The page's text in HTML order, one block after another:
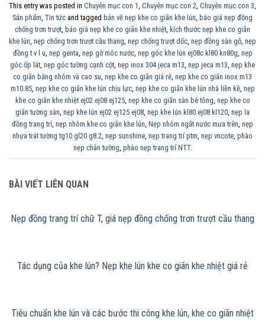
This entry was posted in Chuyên mục con 1 Chuyên mục con 2 Chuyên mục con 3
Sản phẩm Tin tức and tagged bản vẽ nẹp khe co giãn khe lún báo giá nẹp đồng
chống trơn trượt báo giá nẹp khe co giãn khe nhiệt kích thước nẹp khe co giãn
khe lún nẹp chống trơn trượt cầu thang nẹp chống trượt dốc nẹp đồng sàn gỗ nẹp
đồng t v l u nẹp genta nẹp gờ móc nước, nẹp góc khe lún ej08c kl80 kn80g nẹp
góc ốp lát nẹp góc tường cạnh cột nẹp inox 304 jeca m13 nẹp jeca m13 nẹp khe
co giãn bằng nhôm và cao su nẹp khe co giãn giá rẻ nẹp khe co giãn inox m13
m10.85, nẹp khe co giãn khe lún chịu lực, nẹp khe co giãn khe lún nhà liền kề, nẹp
khe co giãn khe nhiệt ej02 ej08 ej125, nẹp khe co giãn sàn bê tông nẹp khe co
giãn tường sàn nẹp khe lún ej02 ej125 ej08 nẹp khe lún kl80 ej08 kl120 nẹp la
đồng trang trí nẹp nhôm khe co giãn khe lún Nẹp nhôm ngắt nước mưa trên nẹp
nhựa trát tường tg10 gl20 g8.2 nẹp sunshine nẹp trang trí ptm nẹp vncote phào
nẹp chân tường phào nẹp trang trí NTT.
BÀI VIẾT LIÊN QUAN
Nẹp đồng trang trí chữ T, giá nẹp đồng chống trơn trượt cầu thang
Tác dụng của khe lún? Nẹp khe lún khe co giãn khe nhiệt giá rẻ
Tiêu chuẩn khe lún và các bước thi công khe lún, khe co giãn nhiệt